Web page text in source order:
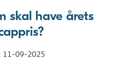
skal have årets
11-09-2025